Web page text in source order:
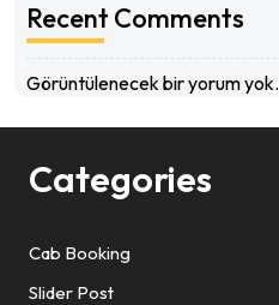
Recent Comments
Görüntülenecek bir yorum yok.
Categories
Cab Booking
Slider Post